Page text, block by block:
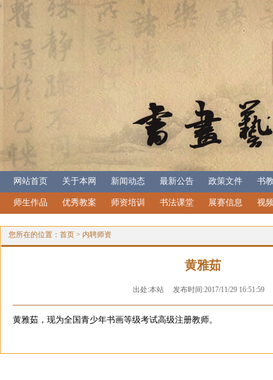
网站首页 关于本网 新闻动态 最新公告 政策文件 书
师生作品 优秀教案 师资培训 书法课堂 展赛信息 视
您所在的位置： 首页 > 内聘师资
黄雅茹
出处:本站 发布时间:2017/11/29 16:51:59
黄雅茹，现为全国青少年书画等级考试高级注册教师。